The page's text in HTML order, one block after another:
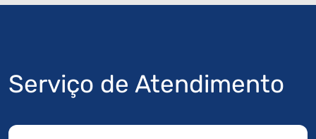
Serviço de Atendimento